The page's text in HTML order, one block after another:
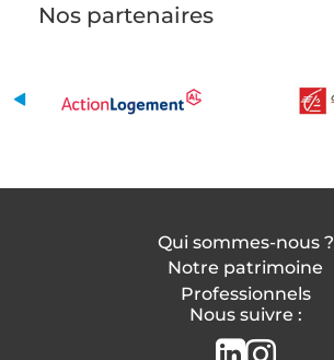
Nos partenaires
Qui sommes-nous ?
Notre patrimoine
Professionnels
Nous suivre :